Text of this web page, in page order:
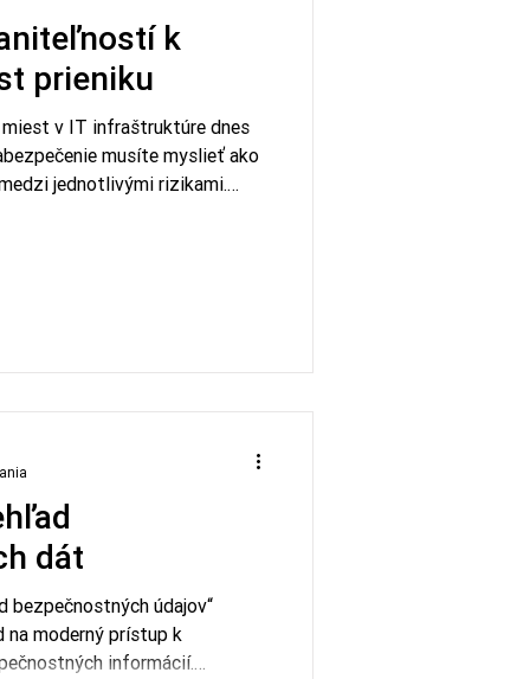
k
prieniku
v IT infraštruktúre dnes
musíte myslieť ako
jednotlivými rizikami.
dát
bezpečnostných údajov“
moderný prístup k
informácií.